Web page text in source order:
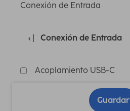
Conexión de Entrada
Conexión de Entrada
Acoplamiento USB-C
Guardar